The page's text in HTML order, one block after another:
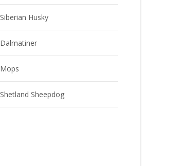
Siberian Husky
Dalmatiner
Mops
Shetland Sheepdog